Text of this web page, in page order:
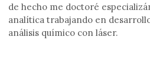
de hecho me doctoré
analítica trabajando en
análisis químico con láser.